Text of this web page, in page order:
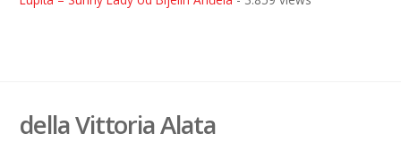
della Vittoria Alata